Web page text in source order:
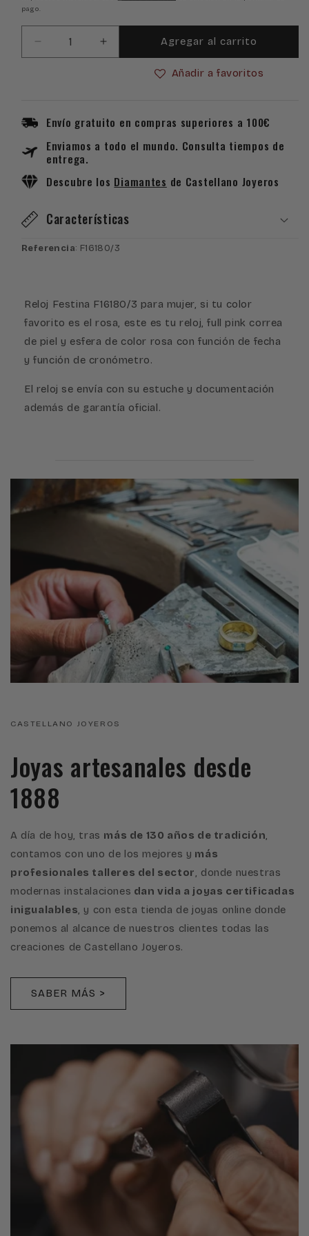
pago.
Reducir
cantidad
F16180/3
Aumentar
cantidad
F16180/3
Agregar al carrito
Añadir a favoritos
Envío gratuito en compras superiores a 100€
Enviamos a todo el mundo. Consulta tiempos de
entrega.
Descubre los Diamantes de Castellano Joyeros
Características
Referencia: F16180/3
Reloj Festina F16180/3 para mujer, si tu color
favorito es el rosa, este es tu reloj, full pink correa
de piel y esfera de color rosa con función de fecha
y función de cronómetro.
El reloj se envía con su estuche y documentación
además de garantía oficial.
CASTELLANO JOYEROS
Joyas artesanales desde
1888
A día de hoy, tras más de 130 años de tradición,
contamos con uno de los mejores y más
profesionales talleres del sector, donde nuestras
modernas instalaciones dan vida a joyas certificadas
inigualables, y con esta tienda de joyas online donde
ponemos al alcance de nuestros clientes todas las
creaciones de Castellano Joyeros.
SABER MÁS >